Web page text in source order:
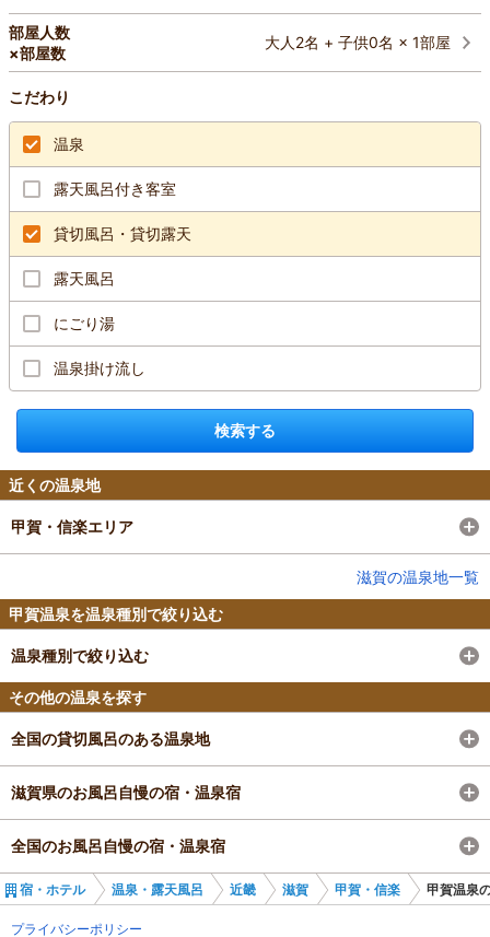
部屋人数
×部屋数
大人2名 + 子供0名 × 1部屋
こだわり
温泉
露天風呂付き客室
貸切風呂・貸切露天
露天風呂
にごり湯
温泉掛け流し
検索する
近くの温泉地
甲賀・信楽エリア
滋賀の温泉地一覧
甲賀温泉を温泉種別で絞り込む
温泉種別で絞り込む
その他の温泉を探す
全国の貸切風呂のある温泉地
滋賀県のお風呂自慢の宿・温泉宿
全国のお風呂自慢の宿・温泉宿
宿・ホテル 温泉・露天風呂 近畿 滋賀 甲賀・信楽 甲賀温泉
プライバシーポリシー